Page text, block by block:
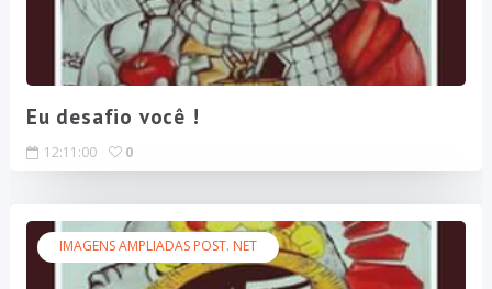
Eu desafio você !
12:11:00 0
IMAGENS AMPLIADAS POST. NET